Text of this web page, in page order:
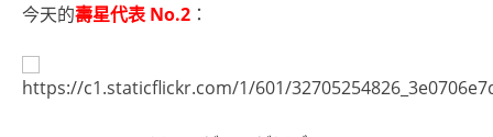
今天的壽星代表 No.2 ：